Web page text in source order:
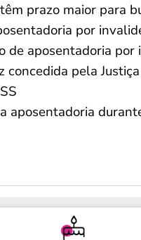
prazo maior para
por
de aposentadoria por
pela
aposentadoria